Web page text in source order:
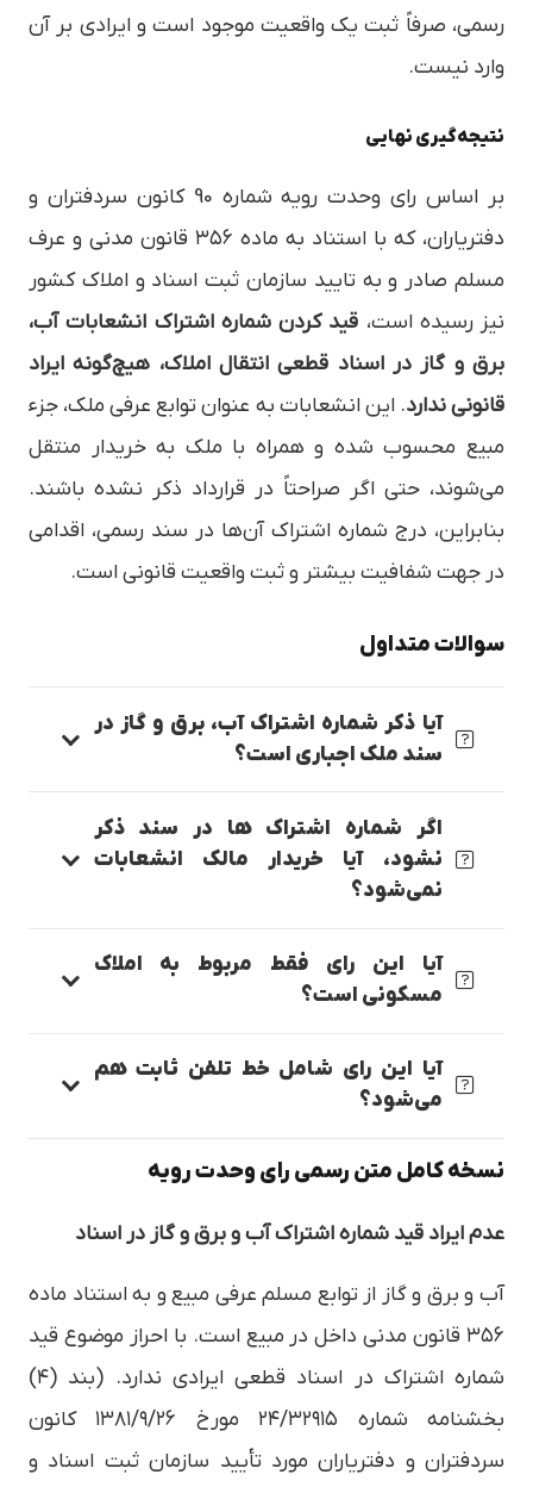
رسمی، صرفاً ثبت یک واقعیت موجود است و ایرادی بر آن
وارد نیست.
نتیجه‌گیری نهایی
بر اساس رای وحدت رویه شماره 90 کانون سردفتران و
دفتریاران، که با استناد به ماده ۳۵۶ قانون مدنی و عرف
مسلم صادر و به تایید سازمان ثبت اسناد و املاک کشور
نیز رسیده است، قید کردن شماره اشتراک انشعابات آب،
برق و گاز در اسناد قطعی انتقال املاک، هیچ‌گونه ایراد
قانونی ندارد. این انشعابات به عنوان توابع عرفی ملک، جزء
مبیع محسوب شده و همراه با ملک به خریدار منتقل
می‌شوند، حتی اگر صراحتاً در قرارداد ذکر نشده باشند.
بنابراین، درج شماره اشتراک آن‌ها در سند رسمی، اقدامی
در جهت شفافیت بیشتر و ثبت واقعیت قانونی است.
سوالات متداول
آیا ذکر شماره اشتراک آب، برق و گاز در
سند ملک اجباری است؟
اگر شماره اشتراک ها در سند ذکر
نشود، آیا خریدار مالک انشعابات
نمی‌شود؟
آیا این رای فقط مربوط به املاک
مسکونی است؟
آیا این رای شامل خط تلفن ثابت هم
می‌شود؟
نسخه کامل متن رسمی رای وحدت رویه
عدم ایراد قید شماره اشتراک آب و برق و گاز در اسناد
آب و برق و گاز از توابع مسلم عرفی مبیع و به استناد ماده
۳۵۶ قانون مدنی داخل در مبیع است. با احراز موضوع قید
شماره اشتراک در اسناد قطعی ایرادی ندارد. (بند (۴)
بخشنامه شماره ۲۴/۳۲۹۱۵ مورخ ۱۳۸۱/۹/۲۶ کانون
سردفتران و دفتریاران مورد تأیید سازمان ثبت اسناد و